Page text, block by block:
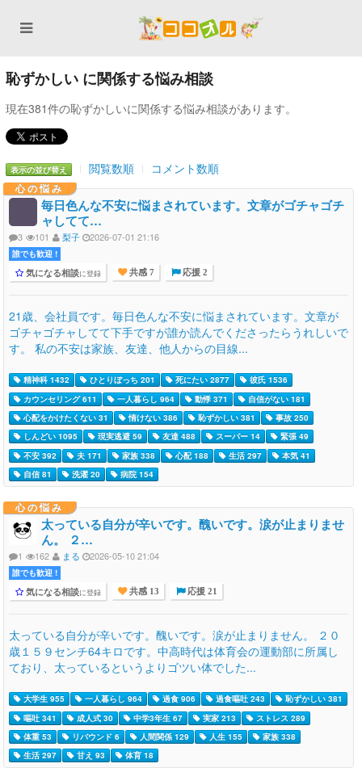
恥ずかしい に関係する悩み相談
現在381件の恥ずかしいに関係する悩み相談があります。
表示の並び替え 閲覧数順 コメント数順
心の悩み
毎日色んな不安に悩まされています。文章がゴチャゴチ
ャしてて…
3 101 梨子 2026-07-01 21:16
誰でも歓迎 !
気になる相談に登録 共感 7 応援 2
21歳、会社員です。毎日色んな不安に悩まされています。文章が
ゴチャゴチャしてて下手ですが誰か読んでくださったらうれしいで
す。 私の不安は家族、友達、他人からの目線...
精神科 1432 ひとりぼっち 201 死にたい 2877
彼氏 1536
カウンセリング 611
一人暮らし 964 動悸 371
自信がない 181
心配をかけたくない 31
情けない 386 恥ずかしい 381
事故 250
しんどい 1095
現実逃避 59 友達 488 スーパー 14
緊張 49
不安 392
夫 171 家族 338 心配 188 生活 297
本気 41
自信 81
洗濯 20 病院 154
心の悩み
太っている自分が辛いです。醜いです。涙が止まりませ
ん。 ２…
1 162 まる 2026-05-10 21:04
誰でも歓迎 !
気になる相談に登録 共感 13 応援 21
太っている自分が辛いです。醜いです。涙が止まりません。 ２０
歳１５９センチ64キロです。中高時代は体育会の運動部に所属し
ており、太っているというよりゴツい体でした...
大学生 955 一人暮らし 964 過食 906 過食嘔吐 243
恥ずかしい 381
嘔吐 341
成人式 30 中学3年生 67 実家 213
ストレス 289
体重 53
リバウンド 6 人間関係 129 人生 155
家族 338
生活 297
甘え 93 体育 18